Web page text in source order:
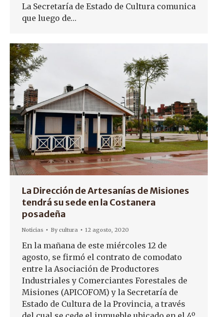
La Secretaría de Estado de Cultura comunica
que luego de…
La Dirección de Artesanías de Misiones
tendrá su sede en la Costanera
posadeña
Noticias Bycultura 12 agosto, 2020
En la mañana de este miércoles 12 de
agosto, se firmó el contrato de comodato
entre la Asociación de Productores
Industriales y Comerciantes Forestales de
Misiones (APICOFOM) y la Secretaría de
Estado de Cultura de la Provincia, a través